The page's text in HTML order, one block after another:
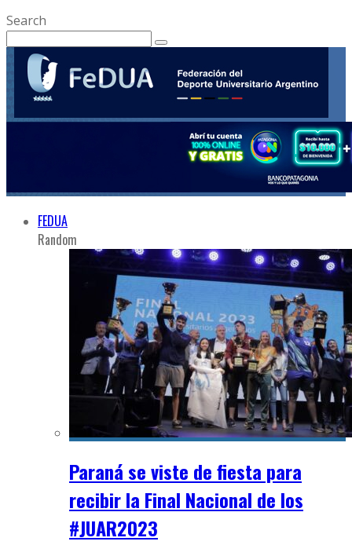
Search
FEDUA
Random
Paraná se viste de fiesta para
recibir la Final Nacional de los
#JUAR2023